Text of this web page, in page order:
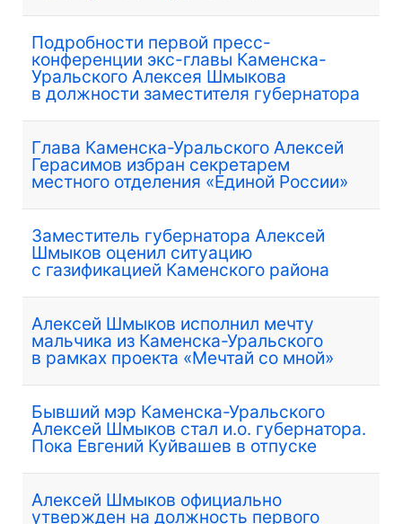
Подробности первой пресс-
конференции экс-главы Каменска-
Уральского Алексея Шмыкова
в должности заместителя губернатора
Глава Каменска-Уральского Алексей
Герасимов избран секретарем
местного отделения «Единой России»
Заместитель губернатора Алексей
Шмыков оценил ситуацию
с газификацией Каменского района
Алексей Шмыков исполнил мечту
мальчика из Каменска-Уральского
в рамках проекта «Мечтай со мной»
Бывший мэр Каменска-Уральского
Алексей Шмыков стал и.о. губернатора.
Пока Евгений Куйвашев в отпуске
Алексей Шмыков официально
утвержден на должность первого